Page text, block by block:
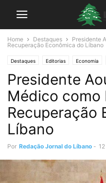
Home Destaques
Presidente
Recuperação Econômica do Líbano
Destaques Editorias Economia
Presidente
Médico como
Recuperação
Líbano
Por Redação Jornal do Líbano -